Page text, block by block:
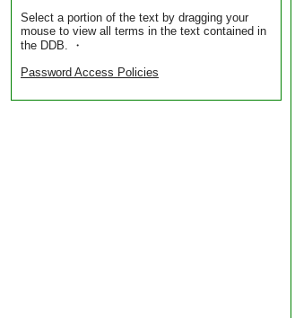
Select a portion of the text by dragging your
mouse to view all terms in the text contained in
the DDB. ・
Password Access Policies